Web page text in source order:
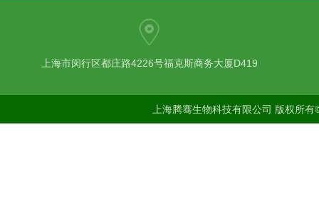
上海市闵行区都庄路4226号福克斯商务大厦D419
上海腾骞生物科技有限公司 版权所